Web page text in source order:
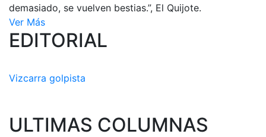
demasiado, se vuelven bestias.”, El Quijote.
Ver Más
EDITORIAL
Vizcarra golpista
ULTIMAS COLUMNAS